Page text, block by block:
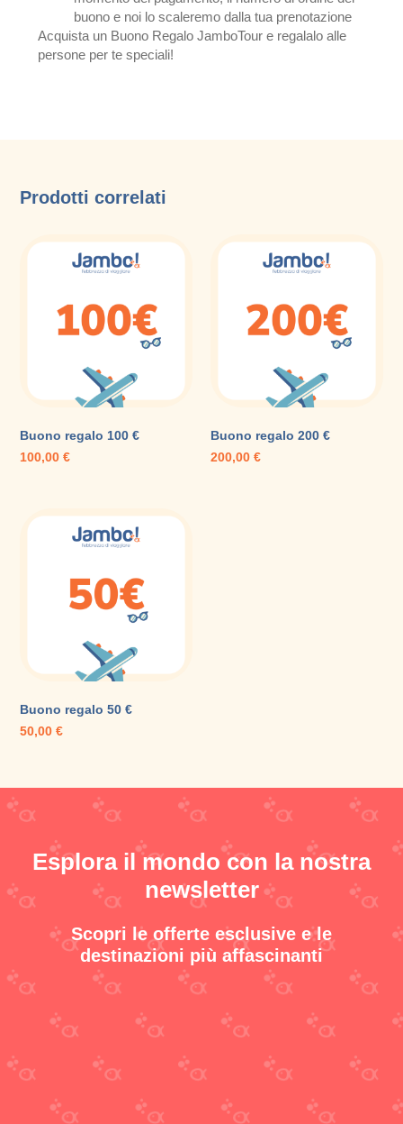
buono e noi lo scaleremo dalla tua prenotazione
Acquista un Buono Regalo JamboTour e regalalo alle
persone per te speciali!
Prodotti correlati
Buono regalo 100 €
100,00€
Buono regalo 200 €
200,00 €
Buono regalo 50 €
50,00€
Esplora il mondo con la nostra
newsletter
Scopri le offerte esclusive e le
destinazioni più affascinanti